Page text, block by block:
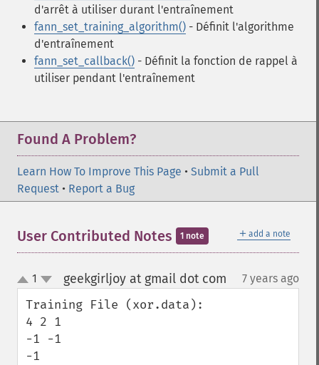
d'arrêt à utiliser durant l'entraînement
fann_set_training_algorithm() - Définit l'algorithme
d'entraînement
fann_set_callback() - Définit la fonction de rappel à
utiliser pendant l'entraînement
Found A Problem?
Learn How To Improve This Page • Submit a Pull
Request • Report a Bug
＋ add a note
User Contributed Notes 1 note
up
down
1 geekgirljoy at gmail dot com 7 years ago
Training File (xor.data):
4 2 1
-1 -1
-1